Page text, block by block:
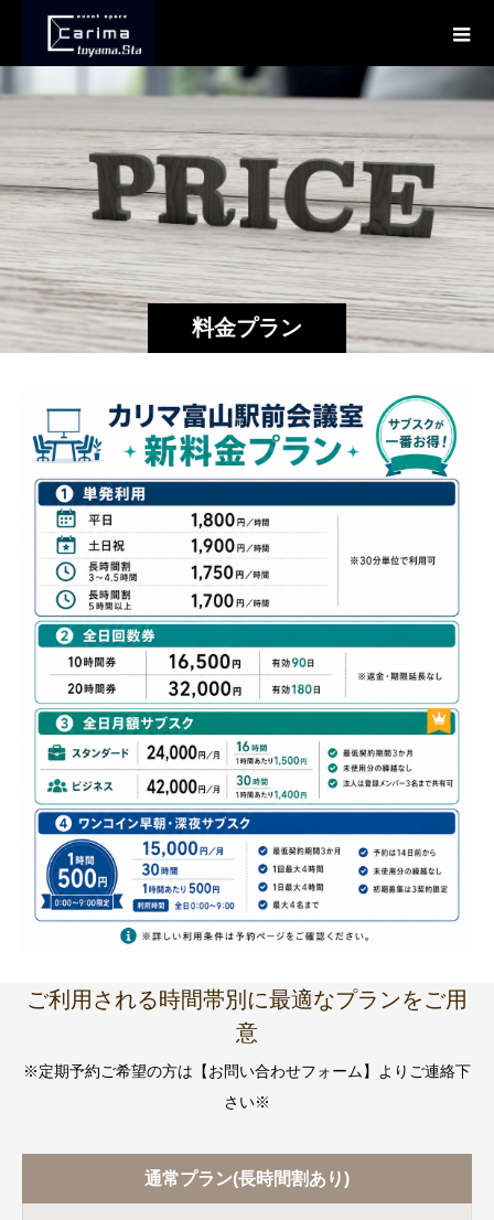
料金プラン
ご利用される時間帯別に最適なプランをご用
意
※定期予約ご希望の方は【お問い合わせフォーム】よりご連絡下
さい※
通常プラン(長時間割あり)